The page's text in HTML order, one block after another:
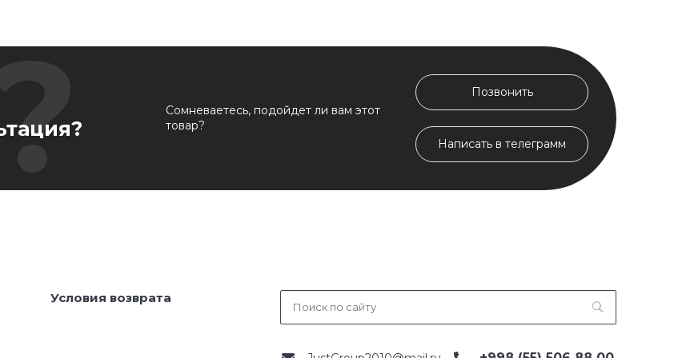
Сомневаетесь, подойдет ли вам этот
товар?
Позвонить
Написать в телеграмм
Условия возврата